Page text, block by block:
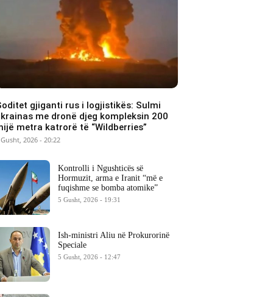
gjiganti rus i logjistikës: Sulmi
me dronë djeg kompleksin 200
metra katrorë të “Wildberries”
2026 - 20:22
Kontrolli i Ngushticës së
Hormuzit, arma e Iranit “më e
fuqishme se bomba atomike”
5 Gusht, 2026 - 19:31
Ish-ministri ​Aliu në Prokurorinë
Speciale
5 Gusht, 2026 - 12:47